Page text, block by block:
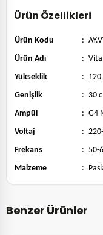
Ürün Özellikleri
Ürün Kodu :
Ürün Adı
:
Yükseklik
:
Genişlik
: 30
Ampül
: G4
Voltaj
:
Frekans
: 50-
Malzeme
:
Benzer Ürünler